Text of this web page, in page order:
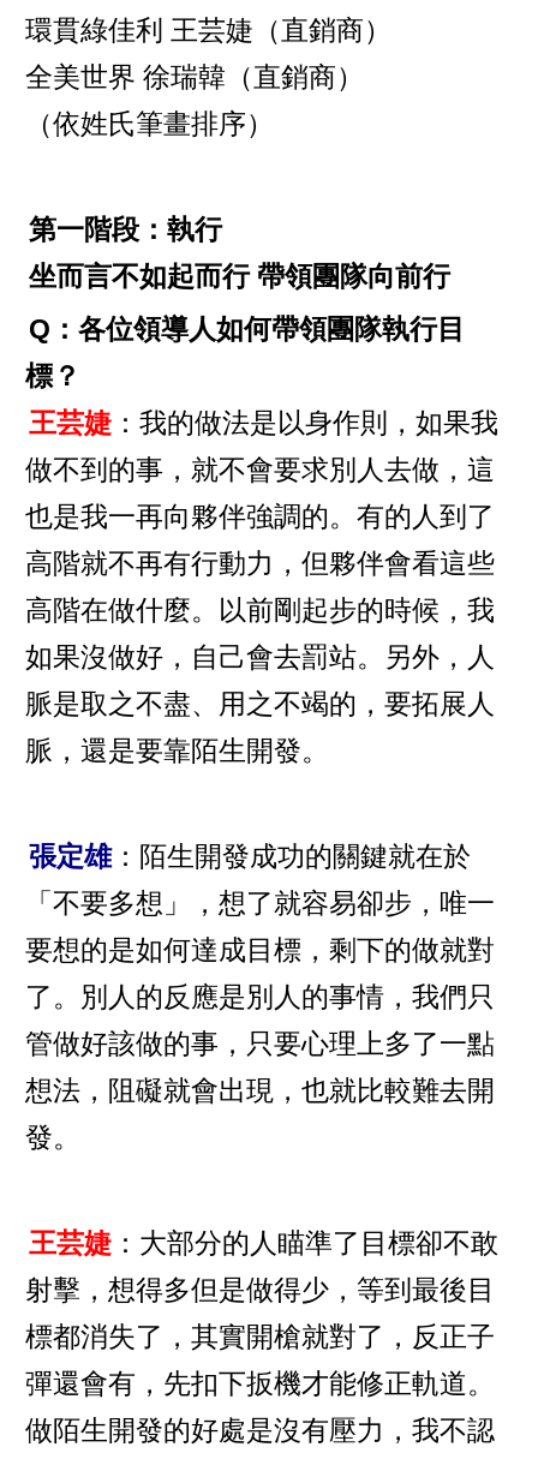
環貫綠佳利 王芸婕（直銷商）
全美世界 徐瑞韓（直銷商）
（依姓氏筆畫排序）
第一階段：執行
坐而言不如起而行 帶領團隊向前行
Q：各位領導人如何帶領團隊執行目
標？
王芸婕 ：我的做法是以身作則，如果我
做不到的事，就不會要求別人去做，這
也是我一再向夥伴強調的。有的人到了
高階就不再有行動力，但夥伴會看這些
高階在做什麼。以前剛起步的時候，我
如果沒做好，自己會去罰站。另外，人
脈是取之不盡、用之不竭的，要拓展人
脈，還是要靠陌生開發。
張定雄：陌生開發成功的關鍵就在於
「不要多想」，想了就容易卻步，唯一
要想的是如何達成目標，剩下的做就對
了。別人的反應是別人的事情，我們只
管做好該做的事，只要心理上多了一點
想法，阻礙就會出現，也就比較難去開
發。
王芸婕 ：大部分的人瞄準了目標卻不敢
射擊，想得多但是做得少，等到最後目
標都消失了，其實開槍就對了，反正子
彈還會有，先扣下扳機才能修正軌道。
做陌生開發的好處是沒有壓力，我不認